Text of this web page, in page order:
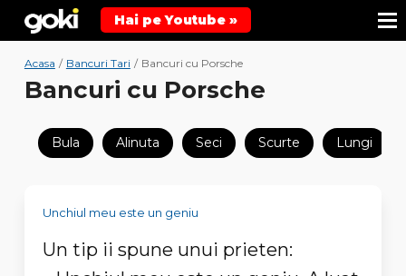
Hai pe Youtube »
Acasa / Bancuri Tari / Bancuri cu Porsche
Bancuri cu Porsche
Bula Alinuta Seci Scurte Lungi
Unchiul meu este un geniu
Un tip ii spune unui prieten: